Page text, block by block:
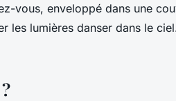
vous, enveloppé dans une
les lumières danser dans le